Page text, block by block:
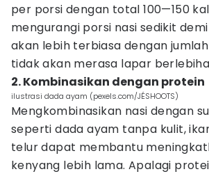
per porsi dengan total 100—150
mengurangi porsi nasi sedikit
akan lebih terbiasa dengan
tidak akan merasa lapar
2. Kombinasikan dengan protein
ilustrasi dada ayam (pexels.com/JÉSHOOTS)
Mengkombinasikan nasi dengan
seperti dada ayam tanpa kulit,
telur dapat membantu
kenyang lebih lama. Apalagi